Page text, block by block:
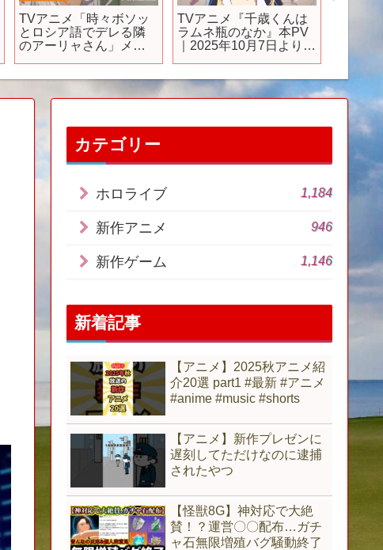
TVアニメ「時々ボソッ
とロシア語でデレる隣
のアーリャさん」メイ
TVアニメ『千歳くんは
ラムネ瓶のなか』本PV
｜2025年10月7日より放
年3月
カテゴリー
ホロライブ 1,184
新作アニメ 946
新作ゲーム 1,146
新着記事
【アニメ】2025秋アニメ紹
介20選 part1 #最新 #アニメ
#anime #music #shorts
【アニメ】新作プレゼンに
遅刻してただけなのに逮捕
されたやつ
【怪獣8G】神対応で大絶
賛！？運営〇〇配布…ガチ
ャ石無限増殖バグ騒動終了